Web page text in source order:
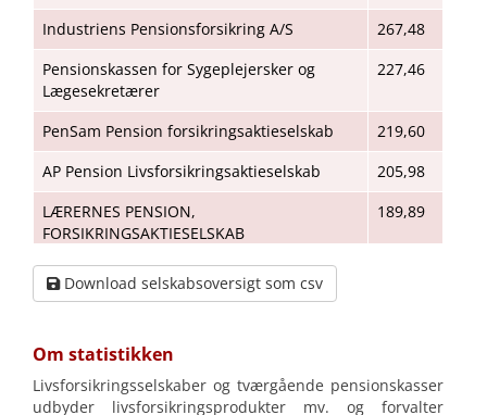
Industriens Pensionsforsikring A/S
267,48
Pensionskassen for Sygeplejersker og
Lægesekretærer
227,46
PenSam Pension forsikringsaktieselskab
219,60
AP Pension Livsforsikringsaktieselskab
205,98
LÆRERNES PENSION,
FORSIKRINGSAKTIESELSKAB
189,89
P+, Pensionskassen for Akademikere
Nordea Pension, Livsforsikringsselskab A/S
137,47
Download selskabsoversigt som csv
Om statistikken
Livsforsikringsselskaber og tværgående pensionskasser
udbyder livsforsikringsprodukter mv. og forvalter